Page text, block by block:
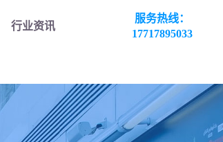
行业资讯
服务热线：
17717895033